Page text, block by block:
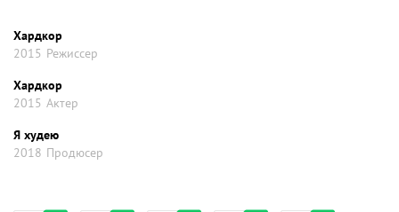
Хардкор
2015 Режиссер
Хардкор
2015 Актер
Я худею
2018 Продюсер